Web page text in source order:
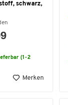
schwarz,
(1-2
Merken